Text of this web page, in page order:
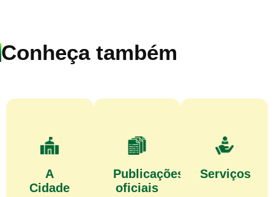
Conheça também
A
Cidade
Publicações
oficiais
Serviços